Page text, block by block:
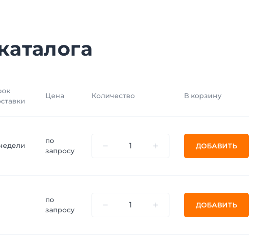
Цена Количество В корзину
по
запросу
ДОБАВИТЬ
по
запросу
ДОБАВИТЬ